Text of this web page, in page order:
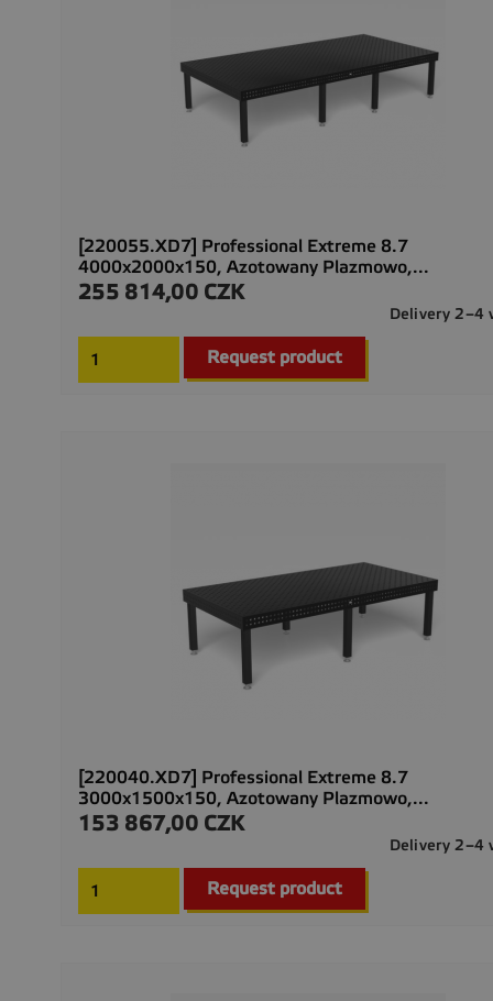
[220055.XD7] Professional Extreme 8.7
4000x2000x150, Azotowany Plazmowo,...
Cena
255 814,00 CZK
Delivery 2–4
Request product
[220040.XD7] Professional Extreme 8.7
3000x1500x150, Azotowany Plazmowo,...
Cena
153 867,00 CZK
Delivery 2–4
Request product